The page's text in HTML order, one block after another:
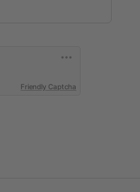
Friendly Captcha